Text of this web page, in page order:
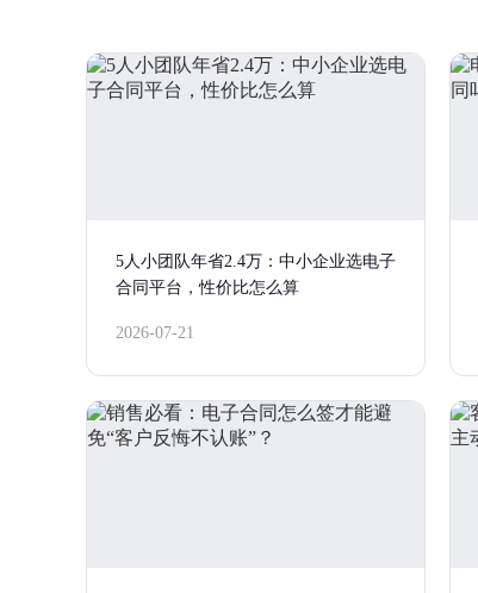
5人小团队年省2.4万：中小企业选电子
合同平台，性价比怎么算
2026-07-21